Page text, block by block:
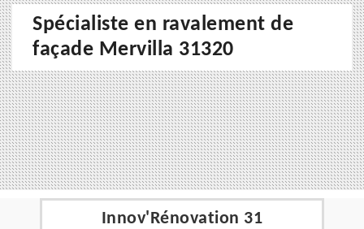
Spécialiste en ravalement de
façade Mervilla 31320
Innov'Rénovation 31